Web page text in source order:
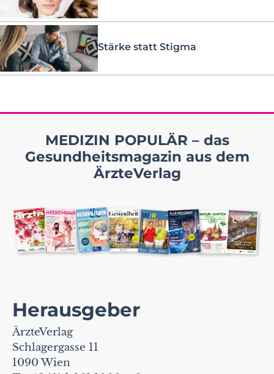
Stärke statt Stigma
MEDIZIN POPULÄR – das
Gesundheitsmagazin aus dem
ÄrzteVerlag
Herausgeber
ÄrzteVerlag
Schlagergasse 11
1090 Wien